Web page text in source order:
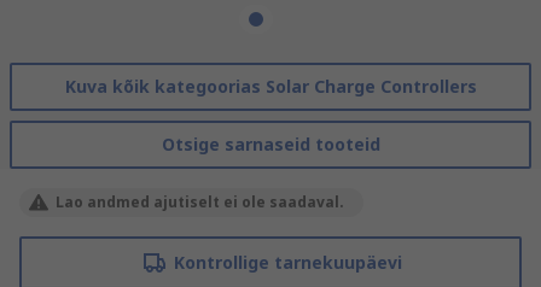
Kuva kõik kategoorias Solar Charge Controllers
Otsige sarnaseid tooteid
Lao andmed ajutiselt ei ole saadaval.
Kontrollige tarnekuupäevi